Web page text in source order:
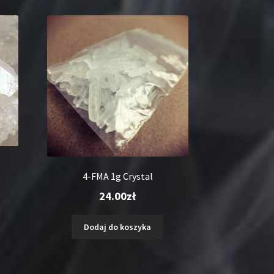
4-FMA 1g Crystal
24.00zł
Dodaj do koszyka